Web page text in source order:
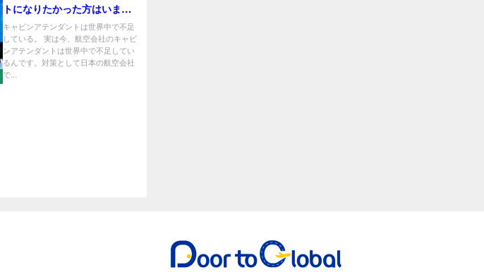
トになりたかった方はいませ
んか？
キャビンアテンダントは世界中で不足
している。 実は今、航空会社のキャビ
ンアテンダントは世界中で不足してい
るんです。対策として日本の航空会社
で...